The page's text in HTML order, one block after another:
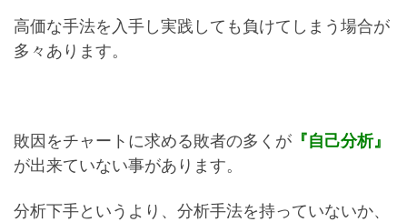
高価な手法を入手し実践しても負けてしまう場合が
多々あります。
敗因をチャートに求める敗者の多くが 『自己分析』
が出来ていない事があります。
分析下手というより、分析手法を持っていないか、